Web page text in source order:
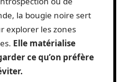
la bougie noire sert
explorer les zones
Elle matérialise
ce qu’on préfère